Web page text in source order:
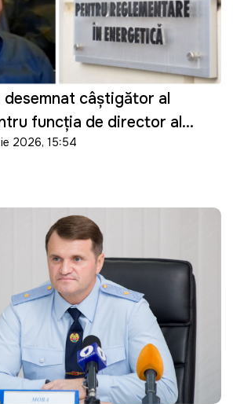
desemnat câștigător al
funcția de director al
2026, 15:54